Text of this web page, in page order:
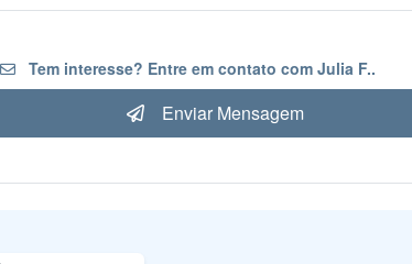
Tem interesse? Entre em contato com Julia F..
Enviar Mensagem